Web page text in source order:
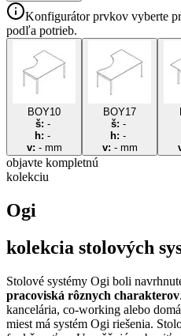
Konfigurátor prvkov vyberte
podľa potrieb.
BOY10
š: -
h: -
v: -mm
BOY17
š: -
h: -
v: -mm
objavte kompletnú
kolekciu
Ogi
kolekcia stolových
Stolové systémy Ogi boli
pracoviská rôznych charakterov
kancelária, co-working alebo
miest má systém Ogi riešenia.